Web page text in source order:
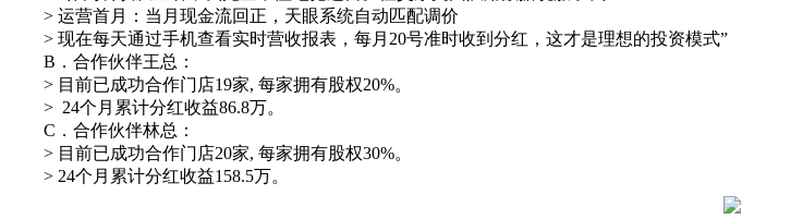
> 运营首月：当月现金流回正，天眼系统自动匹配调价
> 现在每天通过手机查看实时营收报表，每月20号准时收到分红，这才是理想的投资模式”
B．合作伙伴王总：
> 目前已成功合作门店19家, 每家拥有股权20%。
> 24个月累计分红收益86.8万。
C．合作伙伴林总：
> 目前已成功合作门店20家, 每家拥有股权30%。
> 24个月累计分红收益158.5万。